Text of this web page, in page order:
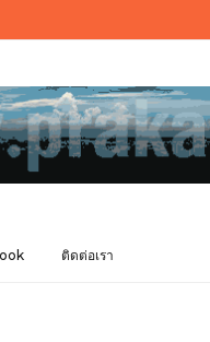
ติดต่อเรา